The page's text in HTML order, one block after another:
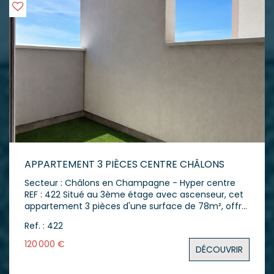
APPARTEMENT 3 PIÈCES CENTRE CHÂLONS
Secteur : Châlons en Champagne - Hyper centre
REF : 422 Situé au 3ème étage avec ascenseur, cet
appartement 3 pièces d'une surface de 78m², offre
centre-ville. L'appartement s'ouvre sur une entrée
avec un grand vestiaire. Vous accédez ensuite à
une cuisine aménagée et entièrement équipée,
puis à un séjour de 25 m² ouvrant sur un balcon,
Ref. : 422
120 000 €
DÉCOUVRIR